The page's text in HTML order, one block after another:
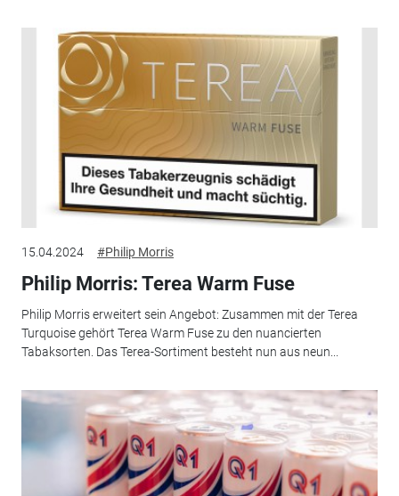
15.04.2024 #Philip Morris
Philip Morris: Terea Warm Fuse
Philip Morris erweitert sein Angebot: Zusammen mit der Terea
Turquoise gehört Terea Warm Fuse zu den nuancierten
Tabaksorten. Das Terea-Sortiment besteht nun aus neun...